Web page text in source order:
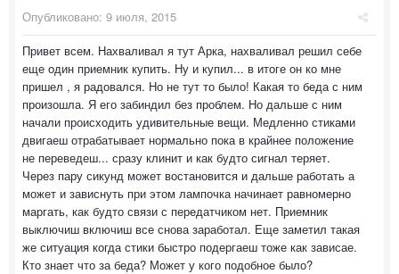
Опубликовано: 9 июля, 2015
Привет всем. Нахваливал я тут Арка, нахваливал решил себе
еще один приемник купить. Ну и купил... в итоге он ко мне
пришел , я радовался. Но не тут то было! Какая то беда с ним
произошла. Я его забиндил без проблем. Но дальше с ним
начали происходить удивительные вещи. Медленно стиками
двигаеш отрабатывает нормально пока в крайнее положение
не переведеш... сразу клинит и как будто сигнал теряет.
Через пару сикунд может востановится и дальше работать а
может и зависнуть при этом лампочка начинает равномерно
маргать, как будто связи с передатчиком нет. Приемник
выключиш включиш все снова заработал. Еще заметил такая
же ситуация когда стики быстро подергаеш тоже как зависае.
Кто знает что за беда? Может у кого подобное было?